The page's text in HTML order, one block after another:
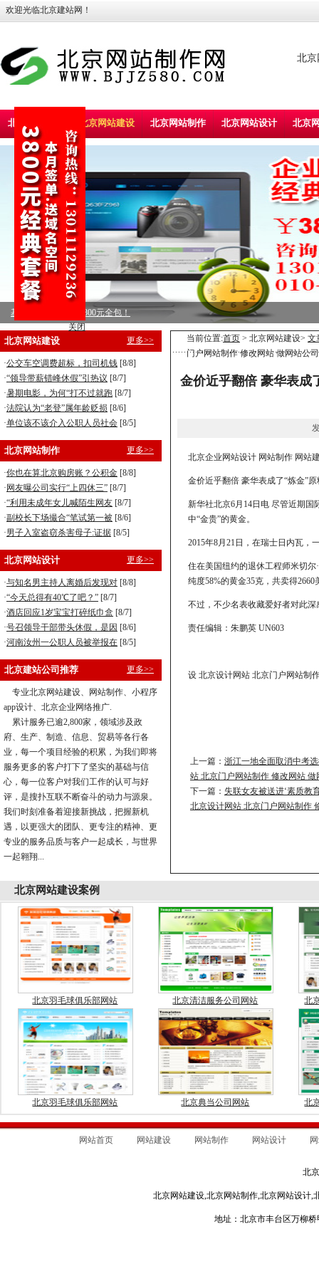
欢迎光临北京建站网！
北京
北京建站首页 北京网站建设 北京网站制作 北京网站设计 北京
标准型企业建站，5800元全包！
营销型企业建站，8800元全包！
北京网站建设 更多>>
·公交车空调费超标，扣司机钱 [8/8]
·“领导带薪错峰休假”引热议 [8/7]
·暑期电影，为何“打不过就跑 [8/7]
·法院认为“老登”属年龄贬损 [8/6]
·单位该不该介入公职人员社会 [8/5]
北京网站制作 更多>>
·你也在算北京购房账？公积金 [8/8]
· 网友曝公司实行“上四休三” [8/7]
·“利用未成年女儿喊陌生网友 [8/7]
·副校长下场撮合“笔试第一被 [8/6]
·男子入室盗窃杀害母子:证据 [8/5]
北京网站设计 更多>>
·与知名男主持人离婚后发现对 [8/8]
·“今天总得有40℃了吧？” [8/7]
·酒店回应1岁宝宝打碎纸巾盒 [8/7]
·号召领导干部带头休假，是因 [8/6]
·河南汝州一公职人员被举报在 [8/5]
北京建站公司推荐 更多>>
专业北京网站建设、网站制作、小程序
app设计、北京企业网络推广.
累计服务已逾2,800家，领域涉及政
府、生产、制造、信息、贸易等各行各
业，每一个项目经验的积累，为我们即将
服务更多的客户打下了坚实的基础与信
心，每一位客户对我们工作的认可与好
评，是搜扑互联不断奋斗的动力与源泉。
我们时刻准备着迎接新挑战，把握新机
遇，以更强大的团队、更专注的精神、更
专业的服务品质与客户一起成长，与世界
一起翱翔...
当前位置:首页 > 北京网站建设> 文
门户网站制作 修改网站 做网站公司
金价近乎翻倍 豪华表成
北京企业网站设计 网站制作 网站
金价近乎翻倍 豪华表成了“炼金”原
新华社北京6月14日电 尽管近期国
中“金贵”的黄金。
2015年8月21日，在瑞士日内瓦，
住在美国纽约的退休工程师米切
纯度58%的黄金35克，共卖得2660
不过，不少名表收藏爱好者对此
责任编辑：朱鹏英 UN603
设 北京设计网站 北京门户网站制
上一篇： 浙江一地全面取消中考
站 北京门户网站制作 修改网站 做
下一篇： 失联女友被送进‘素质教
北京设计网站 北京门户网站制作
北京网站建设案例
北京羽毛球俱乐部网站 北京清洁服务公司网站 北
北京羽毛球俱乐部网站 北京典当公司网站 北
网站首页 网站建设 网站制作 网站设计
北
北京网站建设,北京网站制作,北京网站设计,
地址：北京市丰台区万柳桥
关闭